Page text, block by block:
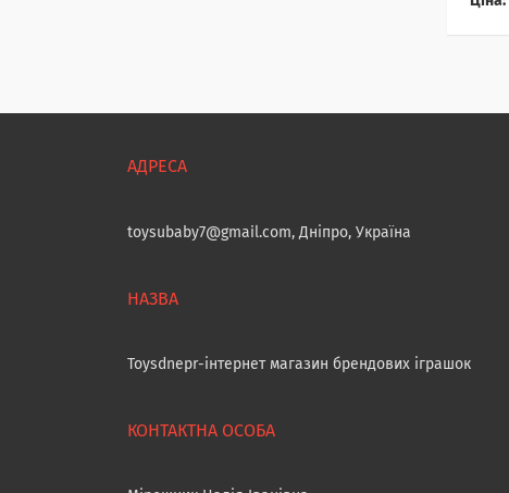
toysubaby7@gmail.com, Дніпро, Україна
Toysdnepr-інтернет магазин брендових іграшок